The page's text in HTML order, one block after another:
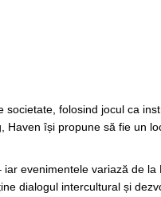
folosind jocul ca
Haven își propune să fie un
evenimentele variază de
dialogul intercultural și